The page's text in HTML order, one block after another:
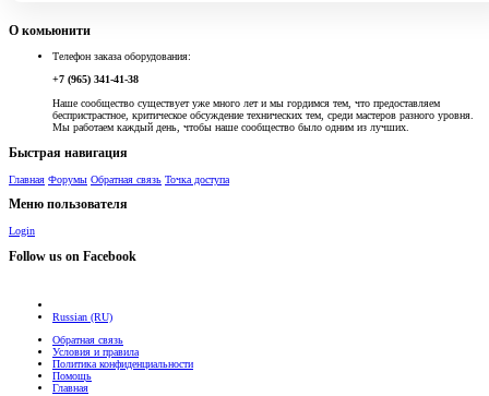
О комьюнити
Телефон заказа оборудования:
+7 (965) 341-41-38
Наше сообщество существует уже много лет и мы гордимся тем, что предоставляем
беспристрастное, критическое обсуждение технических тем, среди мастеров разного уровня.
Мы работаем каждый день, чтобы наше сообщество было одним из лучших.
Быстрая навигация
Главная Форумы Обратная связь Точка доступа
Меню пользователя
Login
Follow us on Facebook
Russian (RU)
Обратная связь
Условия и правила
Политика конфиденциальности
Помощь
Главная